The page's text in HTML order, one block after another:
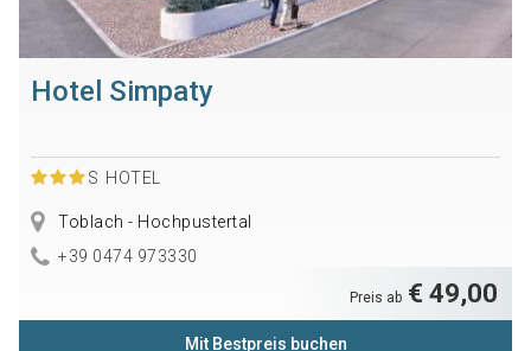
Hotel Simpaty
S HOTEL
Toblach - Hochpustertal
+39 0474 973330
Preis ab € 49,00
Mit Bestpreis buchen